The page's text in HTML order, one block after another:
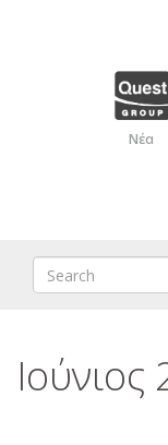
Νέα
Search